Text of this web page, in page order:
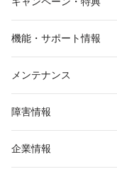
機能・サポート情報
メンテナンス
障害情報
企業情報